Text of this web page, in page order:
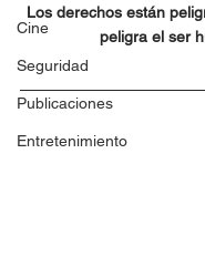
Cine
Seguridad
Publicaciones
Entretenimiento
Los derechos están
peligra el ser